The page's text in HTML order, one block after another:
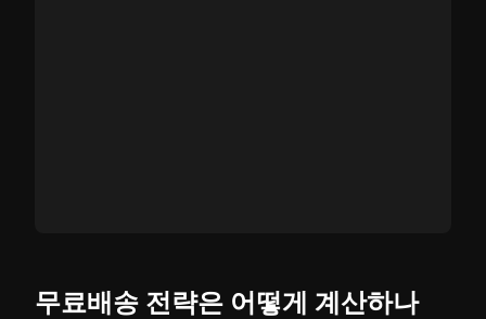
무료배송 전략은 어떻게 계산하나